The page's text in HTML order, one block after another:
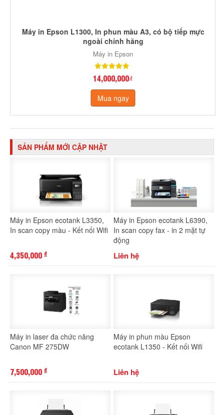
Máy in Epson L1300, In phun màu A3, có bộ tiếp mực
ngoài chính hãng
Máy in Epson
14,000,000₫
Mua ngay
SẢN PHẨM MỚI CẬP NHẬT
Máy in Epson ecotank L3350,
In scan copy màu - Kết nối Wifi
4,350,000 đ
Máy in Epson ecotank L6390,
In scan copy fax - in 2 mặt tự
động
Liên hệ
Máy in laser đa chức năng
Canon MF 275DW
7,500,000 đ
Máy in phun màu Epson
ecotank L1350 - Kết nối Wifi
Liên hệ